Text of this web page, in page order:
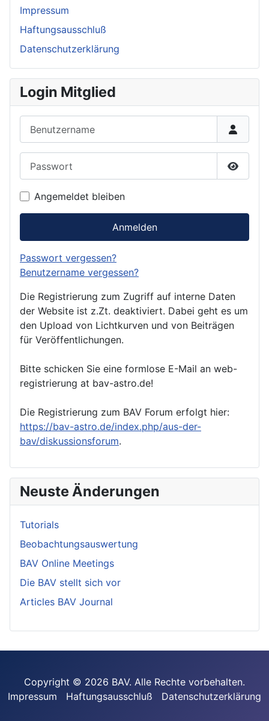
Impressum
Haftungsausschluß
Datenschutzerklärung
Login Mitglied
Angemeldet bleiben
Anmelden
Passwort vergessen?
Benutzername vergessen?
Die Registrierung zum Zugriff auf interne Daten
der Website ist z.Zt. deaktiviert. Dabei geht es um
den Upload von Lichtkurven und von Beiträgen
für Veröffentlichungen.
Bitte schicken Sie eine formlose E-Mail an web-
registrierung at bav-astro.de!
Die Registrierung zum BAV Forum erfolgt hier:
https://bav-astro.de/index.php/aus-der-
bav/diskussionsforum.
Neuste Änderungen
Tutorials
Beobachtungsauswertung
BAV Online Meetings
Die BAV stellt sich vor
Articles BAV Journal
Copyright © 2026 BAV. Alle Rechte vorbehalten.
Impressum
Haftungsausschluß Datenschutzerklärung